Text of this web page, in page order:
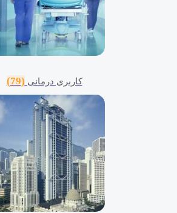
کاربری درمانی (79)